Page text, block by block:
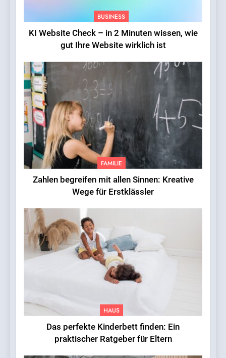
BUSINESS
KI Website Check – in 2 Minuten wissen, wie
gut Ihre Website wirklich ist
FAMILIE
Zahlen begreifen mit allen Sinnen: Kreative
Wege für Erstklässler
HAUS
Das perfekte Kinderbett finden: Ein
praktischer Ratgeber für Eltern